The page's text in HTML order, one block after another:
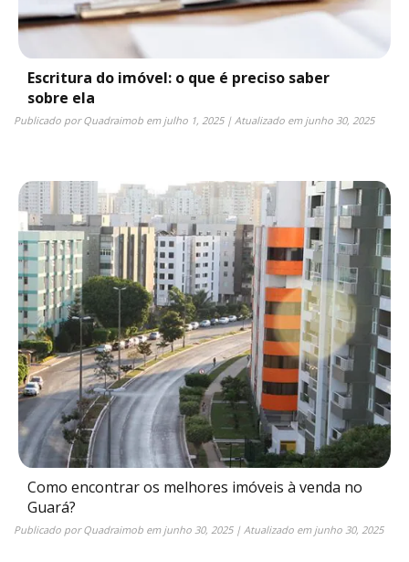
Escritura do imóvel: o que é preciso saber
sobre ela
Publicado porQuadraimob em julho 1, 2025| Atualizado em junho 30, 2025
Como encontrar os melhores imóveis à venda no
Guará?
Publicado porQuadraimob em junho 30, 2025| Atualizado em junho 30, 2025